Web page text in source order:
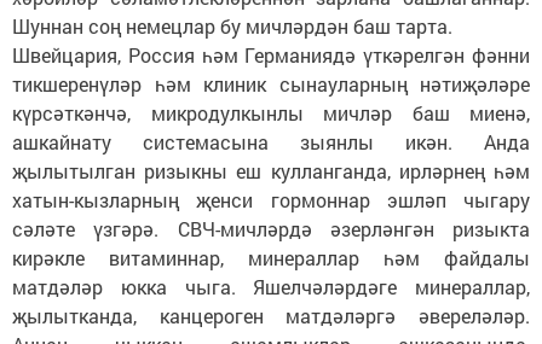
Шуннан соң немецлар бу мичләрдән баш тарта.
Швейцария, Россия һәм Германиядә үткәрелгән фәнни
тикшеренүләр һәм клиник сынауларның нәтиҗәләре
күрсәткәнчә, микродулкынлы мичләр баш миенә,
ашкайнату системасына зыянлы икән. Анда
җылытылган ризыкны еш кулланганда, ирләрнең һәм
хатын-кызларның җенси гормоннар эшләп чыгару
сәләте үзгәрә. СВЧ-мичләрдә әзерләнгән ризыкта
кирәкле витаминнар, минераллар һәм файдалы
матдәләр юкка чыга. Яшелчәләрдәге минераллар,
җылытканда, канцероген матдәләргә әвереләләр.